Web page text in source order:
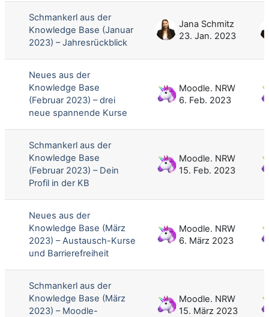
Schmankerl aus der
Knowledge Base (Januar
2023) – Jahresrückblick
Jana Schmitz
23. Jan. 2023
Neues aus der
Knowledge Base
(Februar 2023) – drei
neue spannende Kurse
Moodle. NRW
6. Feb. 2023
Schmankerl aus der
Knowledge Base
(Februar 2023) – Dein
Profil in der KB
Moodle. NRW
15. Feb. 2023
Neues aus der
Knowledge Base (März
2023) – Austausch-Kurse
und Barrierefreiheit
Moodle. NRW
6. März 2023
Schmankerl aus der
Knowledge Base (März
2023) – Moodle-
Moodle. NRW
15. März 2023